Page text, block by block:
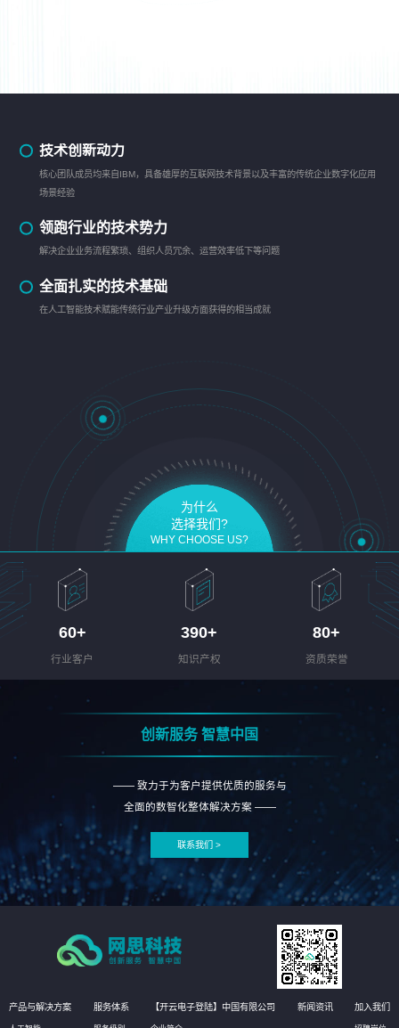
技术创新动力
核心团队成员均来自IBM，具备雄厚的互联网技术背景以及丰富的传统企业数字化应用
场景经验
领跑行业的技术势力
解决企业业务流程繁琐、组织人员冗余、运营效率低下等问题
全面扎实的技术基础
在人工智能技术赋能传统行业产业升级方面获得的相当成就
为什么
选择我们?
WHY CHOOSE US?
60+
行业客户
390+
知识产权
80+
资质荣誉
创新服务 智慧中国
—— 致力于为客户提供优质的服务与
全面的数智化整体解决方案 ——
联系我们 >
产品与解决方案 服务体系 【开云电子登陆】中国有限公司 新闻资讯 加入我们